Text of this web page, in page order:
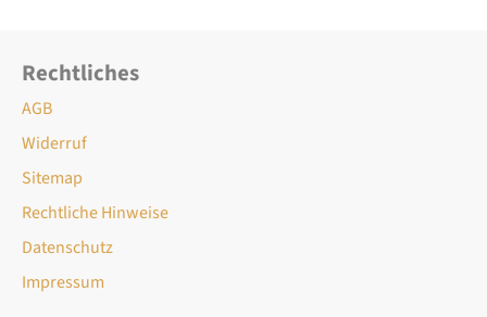
Rechtliches
AGB
Widerruf
Sitemap
Rechtliche Hinweise
Datenschutz
Impressum